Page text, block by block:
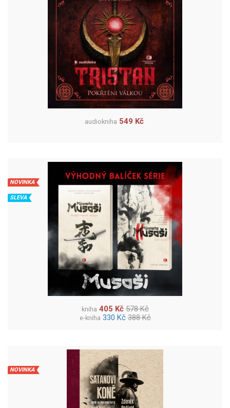
audiokniha 549 Kč
NOVINKA
SLEVA
kniha 405 Kč 578 Kč
e-kniha 330 Kč 388 Kč
NOVINKA